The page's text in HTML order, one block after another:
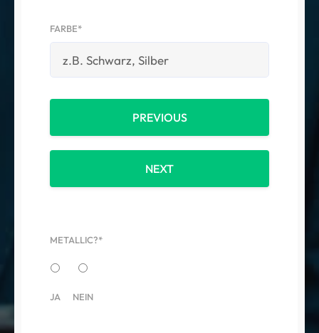
FARBE*
PREVIOUS
NEXT
METALLIC?*
JA NEIN